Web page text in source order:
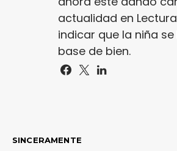
actualidad en
indicar que la niña
base de bien.
SINCERAMENTE